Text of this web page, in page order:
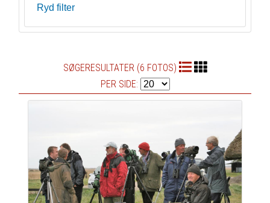
Ryd filter
SØGERESULTATER (6 FOTOS)
PER SIDE: